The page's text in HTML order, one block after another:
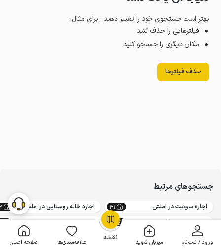
نقشه ورود / ثبت‌نام میزبان شوید علاقه‌مندی‌ها صفحه اصلی
OpenStreetMap
بهتر است جستجوی خود را تغییر دهید . برای مثال:
فیلترهایی را حذف کنید
مکان دیگری را جستجو کنید
حذف فیلترها
جستجوهای مرتبط
اجاره سوئیت در املش 31 اجاره خانه روستایی در املش
اجاره ویلا ارزان قیمت در املش
18